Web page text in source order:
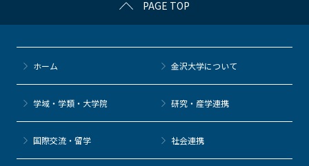
e
b
o
o
k
erk
et
n
a
PAGE TOP
ホーム 金沢大学について
学域・学類・大学院 研究・産学連携
国際交流・留学 社会連携